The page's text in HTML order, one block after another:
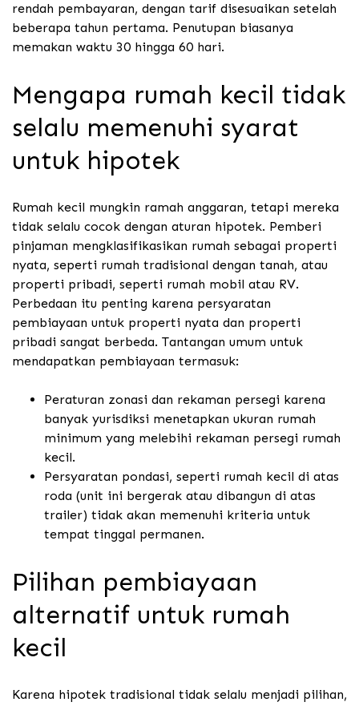
rendah pembayaran, dengan tarif disesuaikan setelah
beberapa tahun pertama. Penutupan biasanya
memakan waktu 30 hingga 60 hari.
Mengapa rumah kecil tidak
selalu memenuhi syarat
untuk hipotek
Rumah kecil mungkin ramah anggaran, tetapi mereka
tidak selalu cocok dengan aturan hipotek. Pemberi
pinjaman mengklasifikasikan rumah sebagai properti
nyata, seperti rumah tradisional dengan tanah, atau
properti pribadi, seperti rumah mobil atau RV.
Perbedaan itu penting karena persyaratan
pembiayaan untuk properti nyata dan properti
pribadi sangat berbeda. Tantangan umum untuk
mendapatkan pembiayaan termasuk:
Peraturan zonasi dan rekaman persegi karena
banyak yurisdiksi menetapkan ukuran rumah
minimum yang melebihi rekaman persegi rumah
kecil.
Persyaratan pondasi, seperti rumah kecil di atas
roda (unit ini bergerak atau dibangun di atas
trailer) tidak akan memenuhi kriteria untuk
tempat tinggal permanen.
Pilihan pembiayaan
alternatif untuk rumah
kecil
Karena hipotek tradisional tidak selalu menjadi pilihan,